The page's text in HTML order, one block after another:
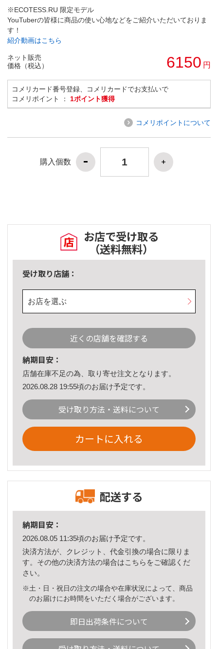
※ECOTESS.RU 限定モデル
YouTuberの皆様に商品の使い心地などをご紹介いただいておりま
す！
紹介動画はこちら
ネット販売
価格（税込）
6150 円
コメリカード番号登録、コメリカードでお支払いで
コメリポイント ： 1ポイント獲得
コメリポイントについて
購入個数
お店で受け取る
（送料無料）
受け取り店舗：
お店を選ぶ
近くの店舗を確認する
納期目安：
店舗在庫不足の為、取り寄せ注文となります。
2026.08.28 19:55頃のお届け予定です。
受け取り方法・送料について
カートに入れる
配送する
納期目安：
2026.08.05 11:35頃のお届け予定です。
決済方法が、クレジット、代金引換の場合に限りま
す。その他の決済方法の場合はこちら をご確認くだ
さい。
※土・日・祝日の注文の場合や在庫状況によって、商品
のお届けにお時間をいただく場合がございます。
即日出荷条件について